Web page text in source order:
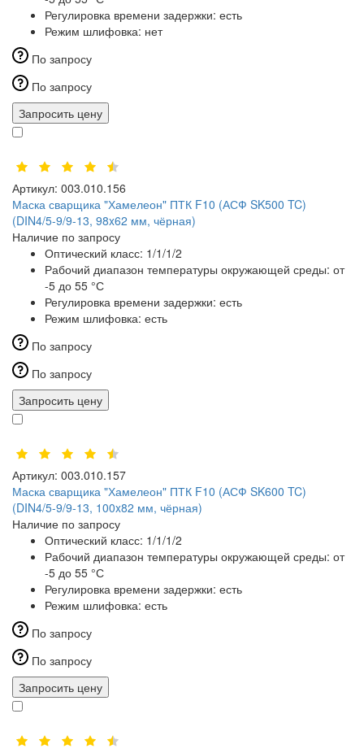
Регулировка времени задержки: есть
Режим шлифовка: нет
По запросу
По запросу
Запросить цену
Артикул: 003.010.156
Маска сварщика "Хамелеон" ПТК F10 (АСФ SK500 TC)
(DIN4/5-9/9-13, 98x62 мм, чёрная)
Наличие по запросу
Оптический класс: 1/1/1/2
Рабочий диапазон температуры окружающей среды: от
-5 до 55 °С
Регулировка времени задержки: есть
Режим шлифовка: есть
По запросу
По запросу
Запросить цену
Артикул: 003.010.157
Маска сварщика "Хамелеон" ПТК F10 (АСФ SK600 TC)
(DIN4/5-9/9-13, 100x82 мм, чёрная)
Наличие по запросу
Оптический класс: 1/1/1/2
Рабочий диапазон температуры окружающей среды: от
-5 до 55 °С
Регулировка времени задержки: есть
Режим шлифовка: есть
По запросу
По запросу
Запросить цену